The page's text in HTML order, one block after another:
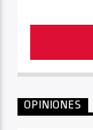
OPINIONES